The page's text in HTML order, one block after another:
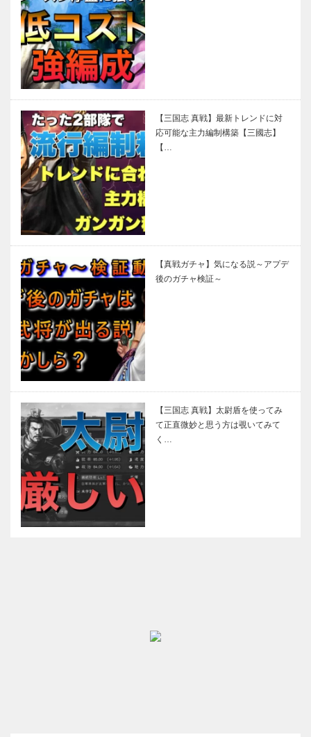
【三国志 真戦】最新トレンドに対
応可能な主力編制構築【三國志】
【…
【真戦ガチャ】気になる説～アプデ
後のガチャ検証～
【三国志 真戦】太尉盾を使ってみ
て正直微妙と思う方は覗いてみて
く…